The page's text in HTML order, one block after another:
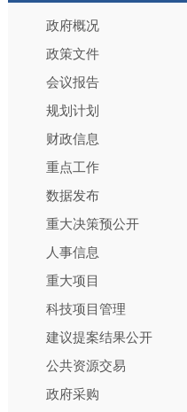
政府概况
政策文件
会议报告
规划计划
财政信息
重点工作
数据发布
重大决策预公开
人事信息
重大项目
科技项目管理
建议提案结果公开
公共资源交易
政府采购